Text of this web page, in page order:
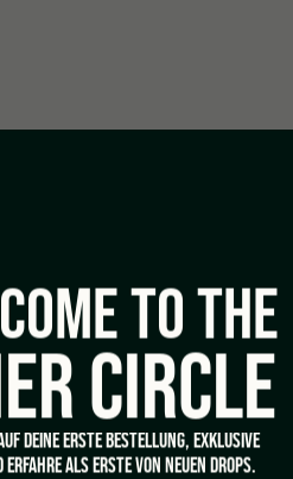
TO THE
CIRCLE
DEINE ERSTE BESTELLUNG, EXKLUSIVE
ERFAHRE ALS ERSTE VON NEUEN DROPS.